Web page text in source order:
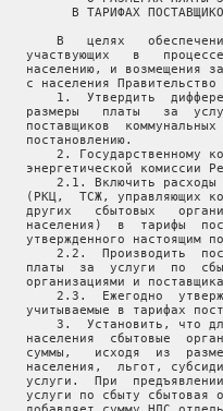
В ТАРИФАХ
В   целях
участвующих   в
населению, и возмещения
с населения
1.  Утвердить
размеры   платы   за
поставщиков
   постановлению.
2. Государственному
энергетической комиссии
2.1. Включить
(РКЦ,  ТСЖ, управляющих
других   сбытовых
населения)  в  тарифы
утвержденного настоящим
2.2.  Производить
платы  за  услуги  по
организациями и
2.3.  Ежегодно
учитываемые в тарифах
3.  Установить, что
населения  сбытовые
суммы,   исходя  из
населения,  льгот,
услуги.  При
услуги по сбыту сбытовая